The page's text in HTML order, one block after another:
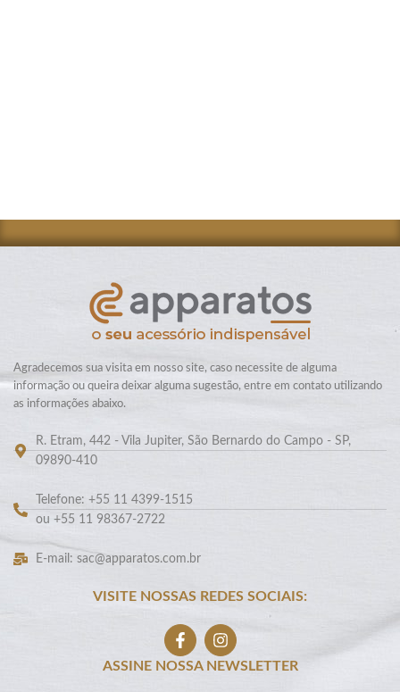
Agradecemos sua visita em nosso site, caso necessite de alguma
informação ou queira deixar alguma sugestão, entre em contato utilizando
as informações abaixo.
R. Etram, 442 - Vila Jupiter, São Bernardo do Campo - SP,
09890-410
Telefone: +55 11 4399-1515
ou +55 11 98367-2722
E-mail: sac@apparatos.com.br
VISITE NOSSAS REDES SOCIAIS:
ASSINE NOSSA NEWSLETTER